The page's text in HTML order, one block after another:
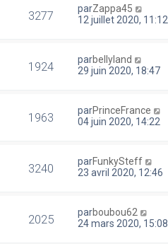
3277 parZappa45
12 juillet 2020, 11:12
1924 parbellyland
29 juin 2020, 18:47
1963 parPrinceFrance
04 juin 2020, 14:22
3240 parFunkySteff
23 avril 2020, 12:46
2025 parboubou62
24 mars 2020, 15:08